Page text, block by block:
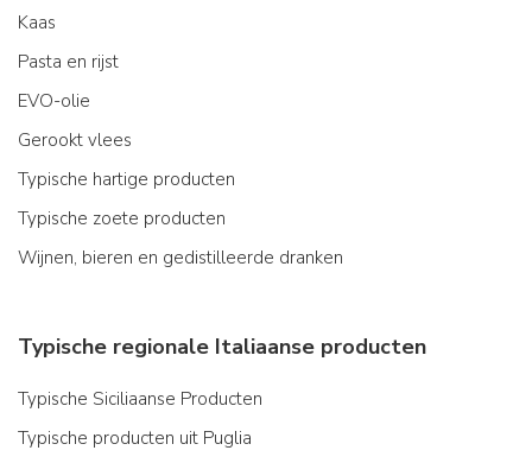
Kaas
Pasta en rijst
EVO-olie
Gerookt vlees
Typische hartige producten
Typische zoete producten
Wijnen, bieren en gedistilleerde dranken
Typische regionale Italiaanse producten
Typische Siciliaanse Producten
Typische producten uit Puglia